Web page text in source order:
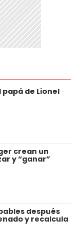
papá de Lionel
crean un
y “ganar”
después
y recalcula